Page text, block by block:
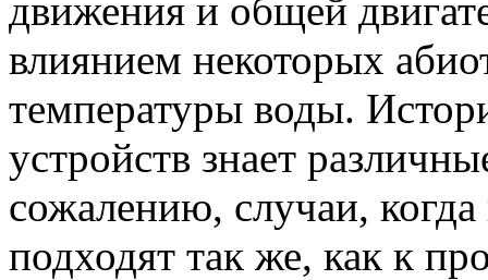
движения и общей
влиянием некоторых
температуры воды.
устройств знает
сожалению, случаи,
подходят так же, как к